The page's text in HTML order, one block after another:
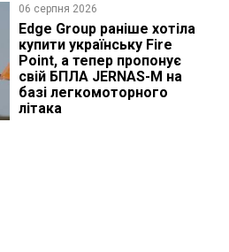
06 серпня 2026
Edge Group раніше хотіла
купити українську Fire
Point, а тепер пропонує
свій БПЛА JERNAS-M на
базі легкомоторного
літака